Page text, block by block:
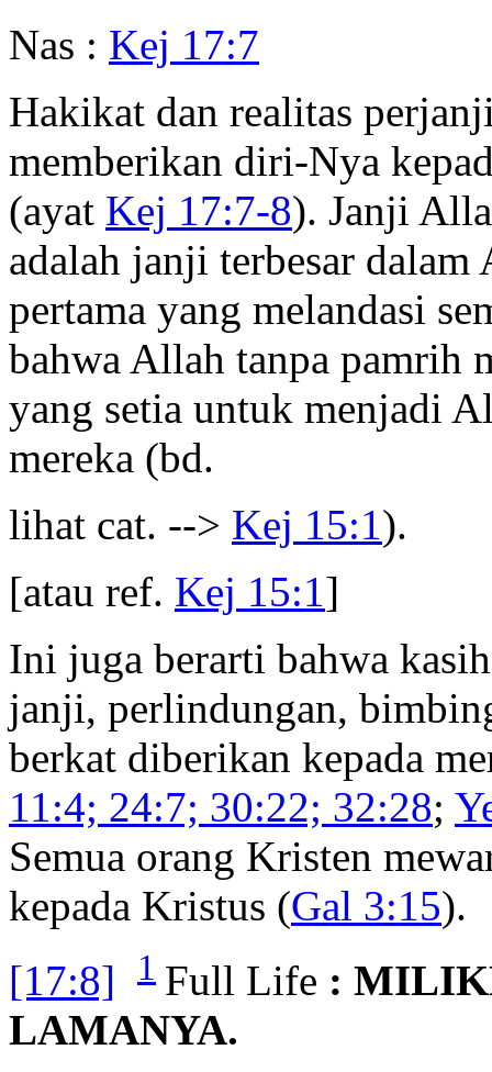
Nas : Kej 17:7
Hakikat dan realitas
memberikan diri-Nya
(ayat Kej 17:7-8). Janji
adalah janji terbesar
pertama yang melandasi
bahwa Allah tanpa pamrih
yang setia untuk menjadi
mereka (bd.
lihat cat. --> Kej 15:1).
[atau ref. Kej 15:1]
Ini juga berarti bahwa
janji, perlindungan,
berkat diberikan kepada
11:4; 24:7; 30:22; 32:28;
Semua orang Kristen
kepada Kristus (Gal 3:15).
[17:8]
1 Full Life :
LAMANYA.